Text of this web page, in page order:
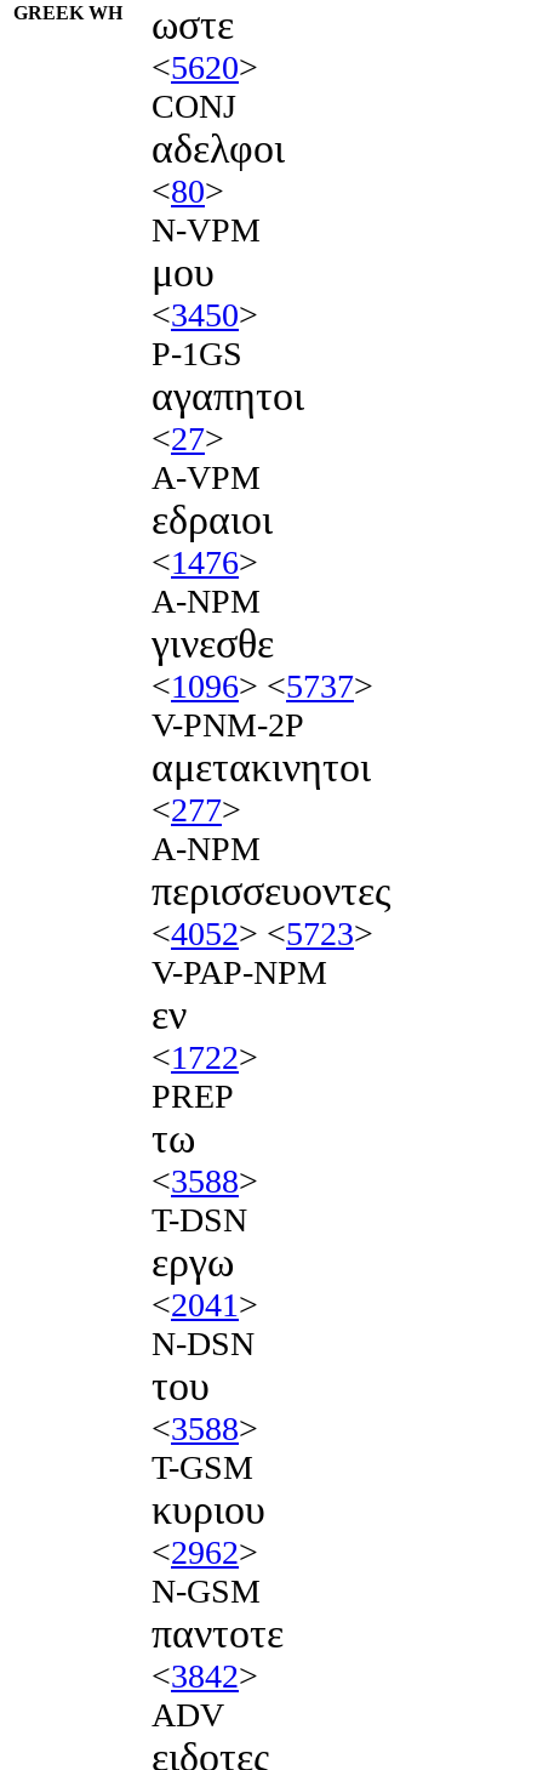
GREEK WH ωστε
<5620>
CONJ
αδελφοι
<80>
N-VPM
μου
<3450>
P-1GS
αγαπητοι
<27>
A-VPM
εδραιοι
<1476>
A-NPM
γινεσθε
<1096> <5737>
V-PNM-2P
αμετακινητοι
<277>
A-NPM
περισσευοντες
<4052> <5723>
V-PAP-NPM
εν
<1722>
PREP
τω
<3588>
T-DSN
εργω
<2041>
N-DSN
του
<3588>
T-GSM
κυριου
<2962>
N-GSM
παντοτε
<3842>
ADV
ειδοτες